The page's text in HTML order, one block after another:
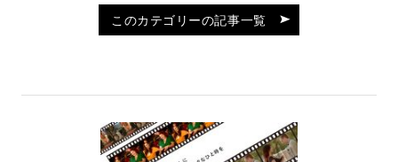
このカテゴリーの記事一覧